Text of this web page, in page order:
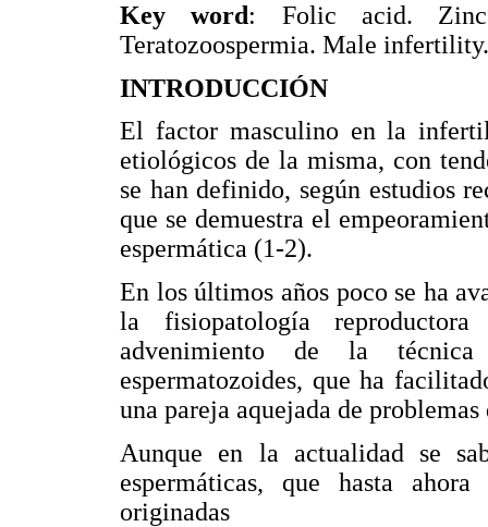
Key word: Folic acid. Zinc.
Teratozoospermia. Male infertility.
INTRODUCCIÓN
El factor masculino en la
etiológicos de la misma, con
se han definido, según estudios
que se demuestra el
espermática (1-2).
En los últimos años poco se ha
la fisiopatología
advenimiento de la
espermatozoides, que ha
una pareja aquejada de
Aunque en la actualidad se
espermáticas, que hasta
originadas